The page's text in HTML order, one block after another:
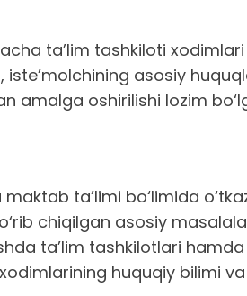
ta’lim tashkiloti
iste’molchining asosiy
amalga oshirilishi lozim
ta’limi bo‘limida
chiqilgan asosiy
ta’lim tashkilotlari
huquqiy bilimi